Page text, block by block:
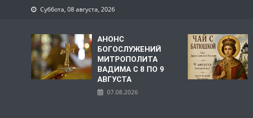
Суббота, 08 августа, 2026
АНОНС
БОГОСЛУЖЕНИЙ
МИТРОПОЛИТА
ВАДИМА С 8 ПО 9
АВГУСТА
07.08.2026